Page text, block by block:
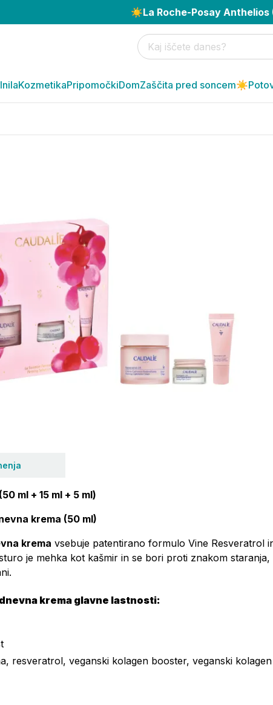
☀️La Roche-Posay Anthelios
KozmetikaPripomočkiDomZaščita pred soncem☀️
ml + 15 ml + 5 ml)
krema (50 ml)
krema vsebuje patentirano formulo Vine Resveratrol
je mehka kot kašmir in se bori proti znakom staranja,
krema glavne lastnosti:
resveratrol, veganski kolagen booster, veganski kolagen